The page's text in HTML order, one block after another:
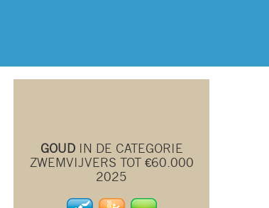
GOUDIN DE CATEGORIE
ZWEMVIJVERS TOT €60.000
2025